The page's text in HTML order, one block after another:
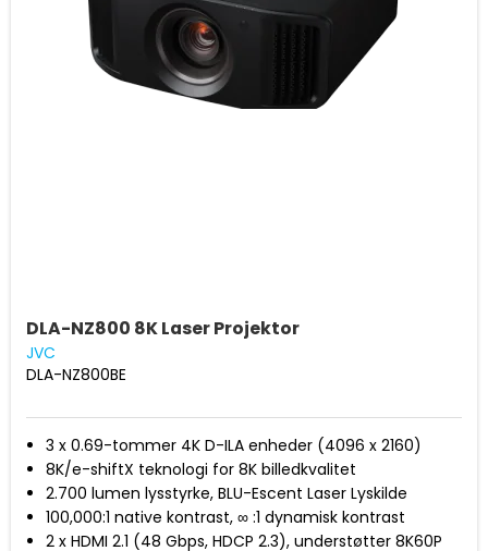
DLA-NZ800 8K Laser Projektor
JVC
DLA-NZ800BE
3 x 0.69-tommer 4K D-ILA enheder (4096 x 2160)
8K/e-shiftX teknologi for 8K billedkvalitet
2.700 lumen lysstyrke, BLU-Escent Laser Lyskilde
100,000:1 native kontrast, ∞ :1 dynamisk kontrast
2 x HDMI 2.1 (48 Gbps, HDCP 2.3), understøtter 8K60P